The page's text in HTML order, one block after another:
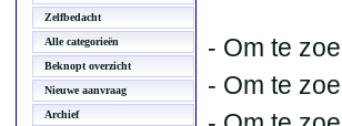
Zelfbedacht
Alle categorieën
Beknopt overzicht
Nieuwe aanvraag
Archief
- Om te
- Om te